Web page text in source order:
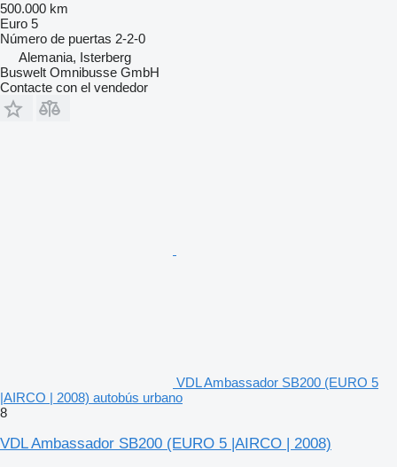
500.000 km
Euro 5
Número de puertas 2-2-0
Alemania, Isterberg
Buswelt Omnibusse GmbH
Contacte con el vendedor
VDL Ambassador SB200 (EURO 5
|AIRCO | 2008) autobús urbano
8
VDL Ambassador SB200 (EURO 5 |AIRCO | 2008)